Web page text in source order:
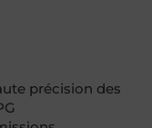
précision des